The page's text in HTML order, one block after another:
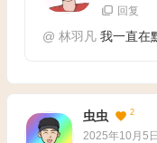
回复
@ 林羽凡我一直在
虫虫 2
2025年10月5日